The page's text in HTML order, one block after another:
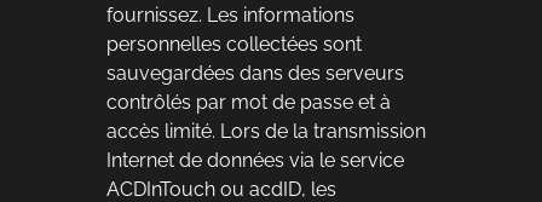
fournissez. Les informations
personnelles collectées sont
sauvegardées dans des serveurs
contrôlés par mot de passe et à
accès limité. Lors de la transmission
Internet de données via le service
ACDInTouch ou acdID, les